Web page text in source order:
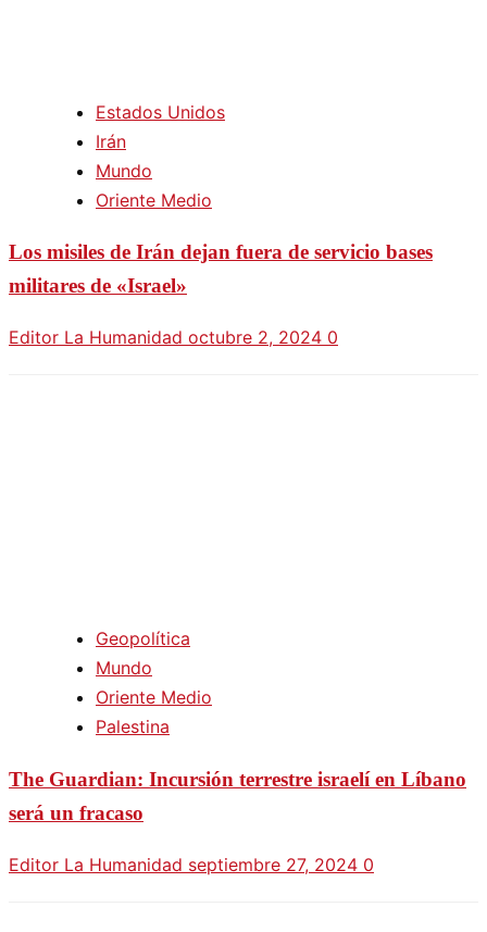
Estados Unidos
Irán
Mundo
Oriente Medio
Los misiles de Irán dejan fuera de servicio bases
militares de «Israel»
Editor La Humanidad octubre 2, 2024 0
Geopolítica
Mundo
Oriente Medio
Palestina
The Guardian: Incursión terrestre israelí en Líbano
será un fracaso
Editor La Humanidad septiembre 27, 2024 0